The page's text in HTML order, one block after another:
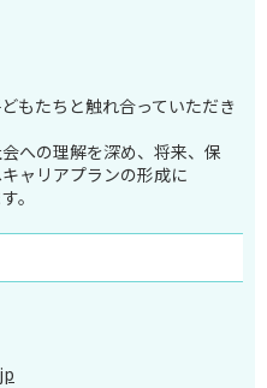
もたちと触れ合っていただき
への理解を深め、将来、保
ャリアプランの形成に
。